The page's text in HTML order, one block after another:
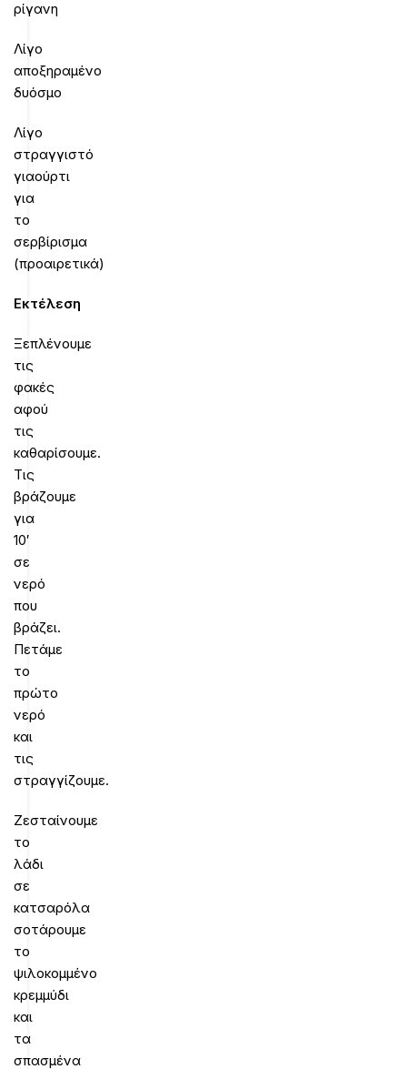
ρίγανη
Λίγο
αποξηραμένο
δυόσμο
Λίγο
στραγγιστό
γιαούρτι
για
το
σερβίρισμα
(προαιρετικά)
Εκτέλεση
Ξεπλένουμε
τις
φακές
αφού
τις
καθαρίσουμε.
Τις
βράζουμε
για
10′
σε
νερό
που
βράζει.
Πετάμε
το
πρώτο
νερό
και
τις
στραγγίζουμε.
Ζεσταίνουμε
το
λάδι
σε
κατσαρόλα
σοτάρουμε
το
ψιλοκομμένο
κρεμμύδι
και
τα
σπασμένα